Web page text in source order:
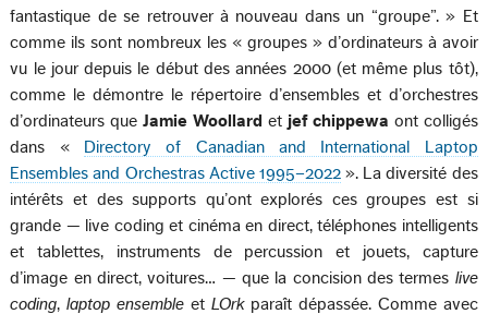
fantastique de se retrouver à nouveau dans un “groupe”. » Et
comme ils sont nombreux les « groupes » d’ordinateurs à avoir
vu le jour depuis le début des années 2000 (et même plus tôt),
comme le démontre le répertoire d’ensembles et d’orchestres
d’ordinateurs queJamie Woollard et jef chippewa ont colligés
dans «
Directory of Canadian and International Laptop
Ensembles and Orchestras Active 1995–2022 ». La diversité des
intérêts et des supports qu’ont explorés ces groupes est si
grande — live coding et cinéma en direct, téléphones intelligents
et tablettes, instruments de percussion et jouets, capture
d’image en direct, voitures… — que la concision des termes live
coding,laptop ensembleet LOrkparaît dépassée. Comme avec